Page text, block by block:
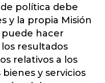
política debe
y la propia Misión
puede hacer
resultados
relativos a los
y servicios